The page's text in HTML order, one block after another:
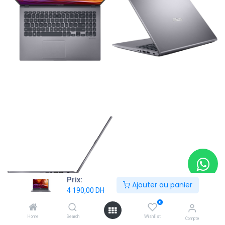
Prix:
4 190,00 DH
Ajouter au panier
Home Search
0
Wishlist Compte